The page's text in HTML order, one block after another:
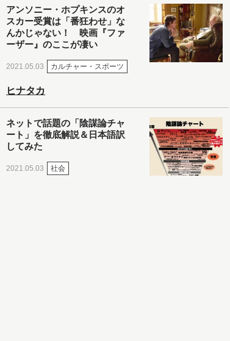
アンソニー・ホプキンスのオ
スカー受賞は「番狂わせ」な
んかじゃない！ 映画『ファ
ーザー』のここが凄い
2021.05.03 カルチャー・スポーツ
ヒナタカ
ネットで話題の「陰謀論チャ
ート」を徹底解説＆日本語訳
してみた
2021.05.03 社会